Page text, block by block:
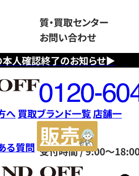
人確認終了のお知らせ▶
質・買取センター
お問い合わせ
フ
リ
ー
ダ
イ
ヤ
ル
0120604117
受付時間 / 9:00～
へ 買取ブランド一覧店舗一
る質問
サ